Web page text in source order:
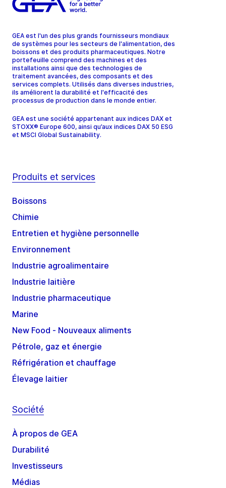
GEA est l'un des plus grands fournisseurs mondiaux
de systèmes pour les secteurs de l'alimentation, des
boissons et des produits pharmaceutiques. Notre
portefeuille comprend des machines et des
installations ainsi que des technologies de
traitement avancées, des composants et des
services complets. Utilisés dans diverses industries,
ils améliorent la durabilité et l'efficacité des
processus de production dans le monde entier.
GEA est une société appartenant aux indices DAX et
STOXX® Europe 600, ainsi qu’aux indices DAX 50 ESG
et MSCI Global Sustainability.
Produits et services
Boissons
Chimie
Entretien et hygiène personnelle
Environnement
Industrie agroalimentaire
Industrie laitière
Industrie pharmaceutique
Marine
New Food - Nouveaux aliments
Pétrole, gaz et énergie
Réfrigération et chauffage
Élevage laitier
Société
À propos de GEA
Durabilité
Investisseurs
Médias